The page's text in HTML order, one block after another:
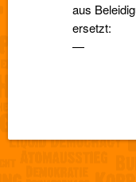
aus
ersetzt:
—